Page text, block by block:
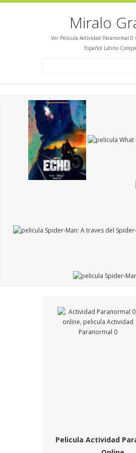
Miralo
Ver Pelicula Actividad Paranormal
Español Latino
Pelicula Actividad